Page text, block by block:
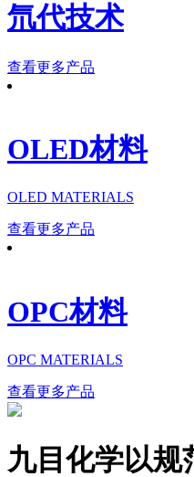
氘代技术
查看更多产品
OLED材料
OLED MATERIALS
查看更多产品
OPC材料
OPC MATERIALS
查看更多产品
九目化学以规